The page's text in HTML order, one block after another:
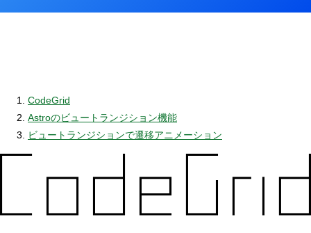
CodeGrid
Astroのビュートランジション機能
ビュートランジションで遷移アニメーション